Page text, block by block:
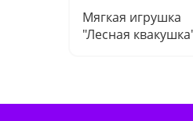
Мягкая игрушка
"Лесная